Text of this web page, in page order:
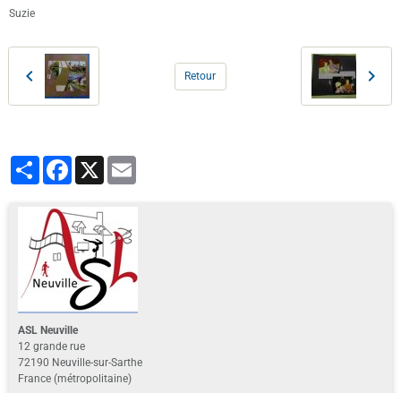
Suzie
Retour
PartagerFacebook
ASL Neuville
12 grande rue
72190 Neuville-sur-Sarthe
France (métropolitaine)